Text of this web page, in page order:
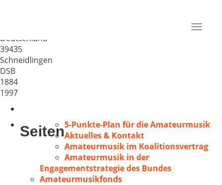
Toggle
Deutschland
39435
Schneidlingen
DSB
1884
1997
Seiten5-Punkte-Plan für die Amateurmusik
Aktuelles & Kontakt
Amateurmusik im Koalitionsvertrag
Amateurmusik in der
Engagementstrategie des Bundes
Amateurmusikfonds